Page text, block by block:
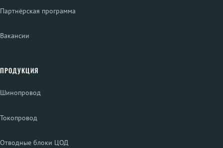
Партнёрская программа
Вакансии
ПРОДУКЦИЯ
Шинопровод
Токопровод
Отводные блоки ЦОД